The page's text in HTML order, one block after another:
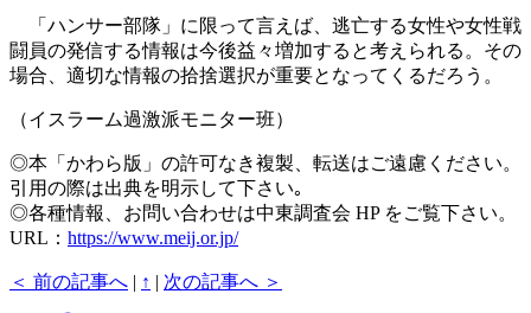
「ハンサー部隊」に限って言えば、逃亡する女性や女性戦
闘員の発信する情報は今後益々増加すると考えられる。その
場合、適切な情報の拾捨選択が重要となってくるだろう。
（イスラーム過激派モニター班）
◎本「かわら版」の許可なき複製、転送はご遠慮ください。
引用の際は出典を明示して下さい｡
◎各種情報、お問い合わせは中東調査会 HP をご覧下さい。
URL： https://www.meij.or.jp/
＜ 前の記事へ | ↑ | 次の記事へ ＞